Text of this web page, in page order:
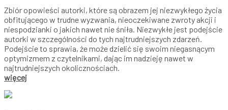
Zbiór opowieści autorki, które są obrazem jej niezwykłego życia
obfitującego w trudne wyzwania, nieoczekiwane zwroty akcji i
niespodzianki o jakich nawet nie śniła. Niezwykłe jest podejście
autorki w szczególności do tych najtrudniejszych zdarzeń.
Podejście to sprawia, że może dzielić się swoim niegasnącym
optymizmem z czytelnikami, dając im nadzieję nawet w
najtrudniejszych okolicznościach.
więcej